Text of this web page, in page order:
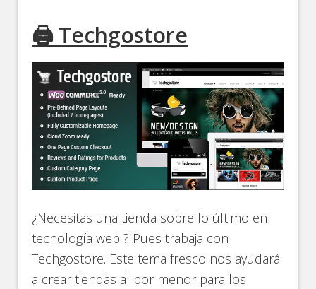
🖨️ Techgostore
¿Necesitas una tienda sobre lo último en
tecnología web ? Pues trabaja con
Techgostore. Este tema fresco nos ayudará
a crear tiendas al por menor para los